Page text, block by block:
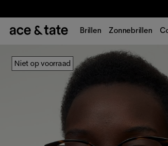
Brillen Zonnebrillen
Niet op voorraad